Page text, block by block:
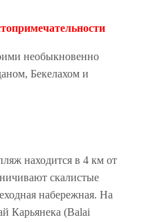
необыкновенно
Бекелахом и
находится в 4 км от
скалистые
набережная. На
Карьянека (Balai